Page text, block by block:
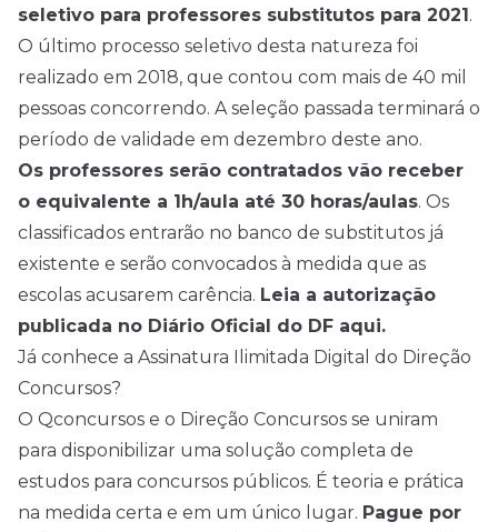
seletivo para professores substitutos para 2021.
O último processo seletivo desta natureza foi
realizado em 2018, que contou com mais de 40 mil
pessoas concorrendo. A seleção passada terminará o
período de validade em dezembro deste ano.
Os professores serão contratados vão receber
o equivalente a 1h/aula até 30 horas/aulas. Os
classificados entrarão no banco de substitutos já
existente e serão convocados à medida que as
escolas acusarem carência. Leia a autorização
publicada no Diário Oficial do DF aqui.
Já conhece a Assinatura Ilimitada Digital do Direção
Concursos?
O Qconcursos e o Direção Concursos se uniram
para disponibilizar uma solução completa de
estudos para concursos públicos. É teoria e prática
na medida certa e em um único lugar. Pague por